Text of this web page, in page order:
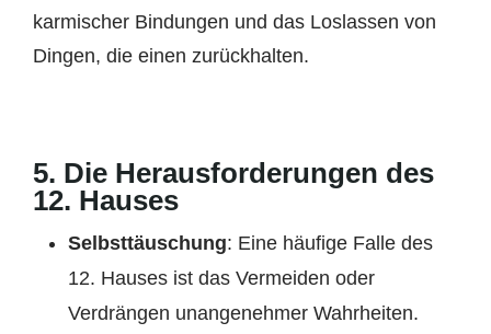
karmischer Bindungen und das Loslassen von
Dingen, die einen zurückhalten.
5. Die Herausforderungen des
12. Hauses
Selbsttäuschung: Eine häufige Falle des
12. Hauses ist das Vermeiden oder
Verdrängen unangenehmer Wahrheiten.